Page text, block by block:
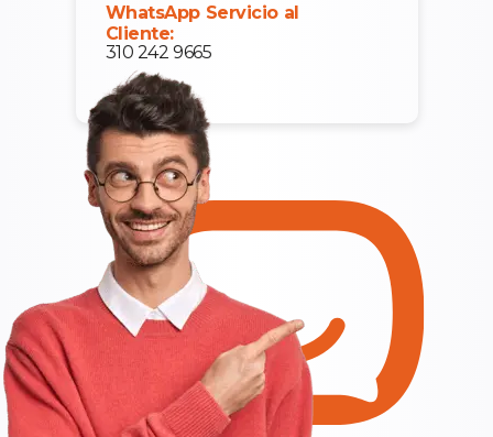
WhatsApp Servicio al
Cliente:
310 242 9665